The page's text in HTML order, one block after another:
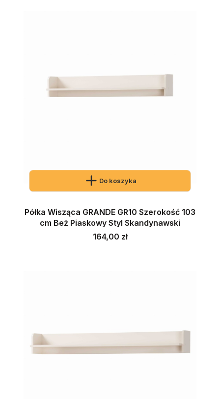
Do koszyka
Półka Wisząca GRANDE GR10 Szerokość 103
cm Beż Piaskowy Styl Skandynawski
Cena
164,00 zł